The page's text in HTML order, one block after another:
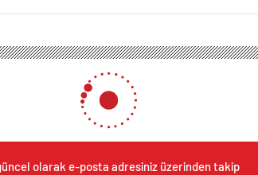
olarak e-posta adresiniz üzerinden takip